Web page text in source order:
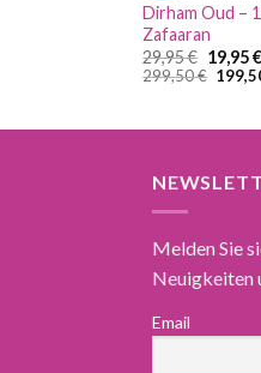
Dirham Oud –
Zafaaran
29,95€
Preis
19,95€
299,50€
Melden Sie
Neuigkeiten
Email